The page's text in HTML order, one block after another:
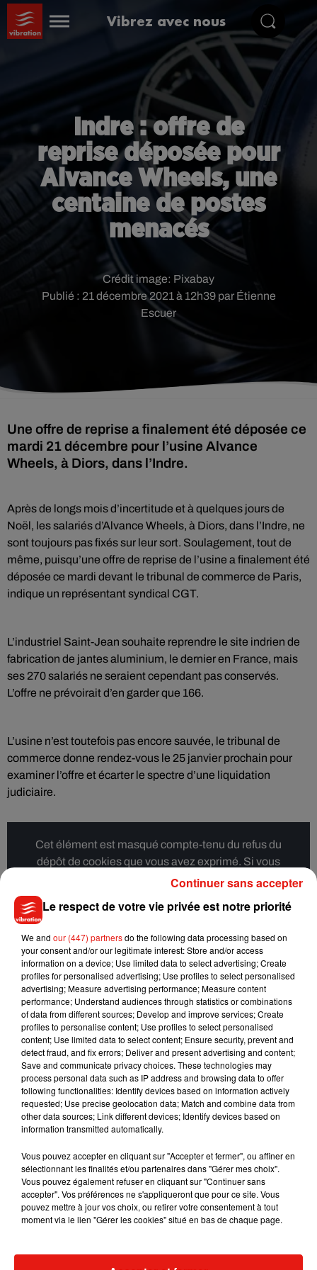
Vibrez avec nous
Indre : offre de
reprise déposée pour
Alvance Wheels, une
centaine de postes
menacés
Publié : 21 décembre 2021 à 12h39 par Étienne
Escuer
Crédit image: Pixabay
Une offre de reprise a finalement été déposée ce
mardi 21 décembre pour l’usine Alvance
Wheels, à Diors, dans l’Indre.
Après de longs mois d’incertitude et à quelques jours de
Noël, les salariés d’Alvance Wheels, à Diors, dans l’Indre, ne
sont toujours pas fixés sur leur sort. Soulagement, tout de
même, puisqu’une offre de reprise de l’usine a finalement été
déposée ce mardi devant le tribunal de commerce de Paris,
indique un représentant syndical CGT.
L’industriel Saint-Jean souhaite reprendre le site indrien de
fabrication de jantes aluminium, le dernier en France, mais
ses 270 salariés ne seraient cependant pas conservés.
L’offre ne prévoirait d’en garder que 166.
L’usine n’est toutefois pas encore sauvée, le tribunal de
commerce donne rendez-vous le 25 janvier prochain pour
examiner l’offre et écarter le spectre d’une liquidation
judiciaire.
Cet élément est masqué compte-tenu du refus du
dépôt de cookies que vous avez exprimé. Si vous
souhaitez l'afficher, merci de nous donner votre accord
Musique
7 août 2026
Julien Lieb s’essaye à la vie de chatelain
dans son nouveau clip
7 août 2026
Madonna sort enfin le remix de « Love
Sensation » avec Kylie Minogue
Le respect de votre vie privée est notre priorité
We and our (447) partnersdo the following data processing based on
your consent and/or our legitimate interest: Store and/or access
information on a device; Use limited data to select advertising; Create
profiles for personalised advertising; Use profiles to select personalised
advertising; Measure advertising performance; Measure content
performance; Understand audiences through statistics or combinations
of data from different sources; Develop and improve services; Create
profiles to personalise content; Use profiles to select personalised
content; Use limited data to select content; Ensure security, prevent and
detect fraud, and fix errors; Deliver and present advertising and content;
Save and communicate privacy choices. These technologies may
process personal data such as IP address and browsing data to offer
following functionalities: Identify devices based on information actively
requested; Use precise geolocation data; Match and combine data from
other data sources; Link different devices; Identify devices based on
information transmitted automatically.
Vous pouvez accepter en cliquant sur "Accepter et fermer", ou affiner en
sélectionnant les finalités et/ou partenaires dans "Gérer mes choix".
Vous pouvez également refuser en cliquant sur "Continuer sans
accepter". Vos préférences ne s'appliqueront que pour ce site. Vous
pouvez mettre à jour vos choix, ou retirer votre consentement à tout
moment via le lien "Gérer les cookies" situé en bas de chaque page.
Continuer sans accepter